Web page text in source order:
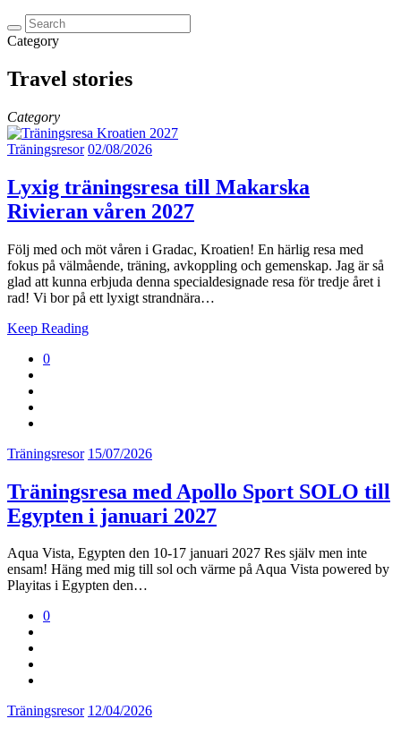
Category
Travel stories
Category
Träningsresor 02/08/2026
Lyxig träningsresa till Makarska
Rivieran våren 2027
Följ med och möt våren i Gradac, Kroatien! En härlig resa med
fokus på välmående, träning, avkoppling och gemenskap. Jag är så
glad att kunna erbjuda denna specialdesignade resa för tredje året i
rad! Vi bor på ett lyxigt strandnära…
Keep Reading
0
Träningsresor 15/07/2026
Träningsresa med Apollo Sport SOLO till
Egypten i januari 2027
Aqua Vista, Egypten den 10-17 januari 2027 Res själv men inte
ensam! Häng med mig till sol och värme på Aqua Vista powered by
Playitas i Egypten den…
0
Träningsresor 12/04/2026